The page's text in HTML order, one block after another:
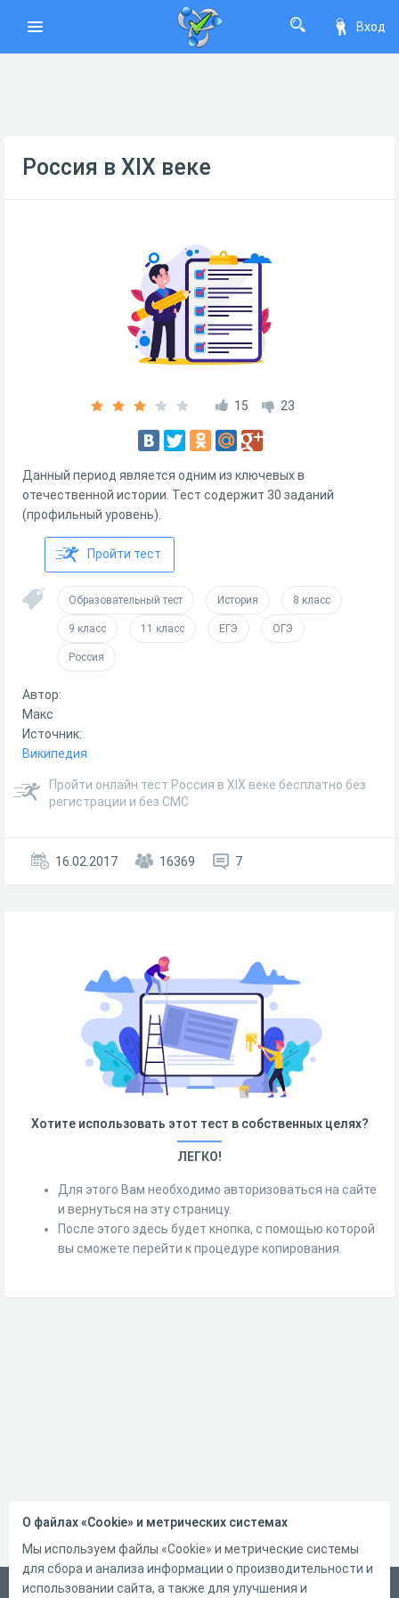
Вход
Россия в XIX веке
15 23
Данный период является одним из ключевых в
отечественной истории. Тест содержит 30 заданий
(профильный уровень).
Пройти тест
Образовательный тест История 8 класс
9 класс 11 класс ЕГЭ ОГЭ
Россия
Автор:
Макс
Источник:
Википедия
Пройти онлайн тест Россия в XIX веке бесплатно без
регистрации и без СМС
16.02.2017 16369 7
Хотите использовать этот тест в собственных целях?
ЛЕГКО!
Для этого Вам необходимо авторизоваться на сайте
и вернуться на эту страницу.
После этого здесь будет кнопка, с помощью которой
вы сможете перейти к процедуре копирования.
Русский
О файлах «Cookie» и метрических системах
Мы используем файлы «Cookie» и метрические системы
для сбора и анализа информации о производительности и
использовании сайта, а также для улучшения и